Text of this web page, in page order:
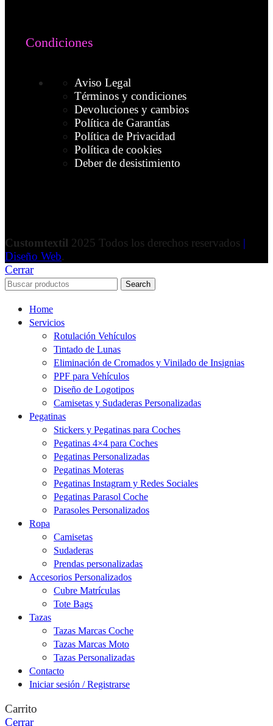
Condiciones
Aviso Legal
Términos y condiciones
Devoluciones y cambios
Política de Garantías
Política de Privacidad
Política de cookies
Deber de desistimiento
Customtextil 2025 Todos los derechos reservados |
Diseño Web.
Cerrar
Search
Home
Servicios
Rotulación Vehículos
Tintado de Lunas
Eliminación de Cromados y Vinilado de Insignias
PPF para Vehículos
Diseño de Logotipos
Camisetas y Sudaderas Personalizadas
Pegatinas
Stickers y Pegatinas para Coches
Pegatinas 4×4 para Coches
Pegatinas Personalizadas
Pegatinas Moteras
Pegatinas Instagram y Redes Sociales
Pegatinas Parasol Coche
Parasoles Personalizados
Ropa
Camisetas
Sudaderas
Prendas personalizadas
Accesorios Personalizados
Cubre Matrículas
Tote Bags
Tazas
Tazas Marcas Coche
Tazas Marcas Moto
Tazas Personalizadas
Contacto
Iniciar sesión / Registrarse
Carrito
Cerrar